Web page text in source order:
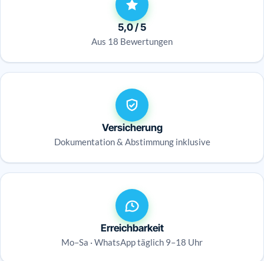
5,0 / 5
Aus 18 Bewertungen
Versicherung
Dokumentation & Abstimmung inklusive
Erreichbarkeit
Mo–Sa · WhatsApp täglich 9–18 Uhr